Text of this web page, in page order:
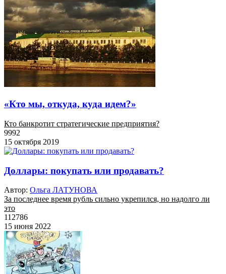
«Кто мы, откуда, куда идем?»
Кто банкротит стратегические предприятия?
9992
15 октября 2019
Доллары: покупать или продавать?
Автор: Ольга ЛАТУНОВА
За последнее время рубль сильно укрепился, но надолго ли
это
112786
15 июня 2022